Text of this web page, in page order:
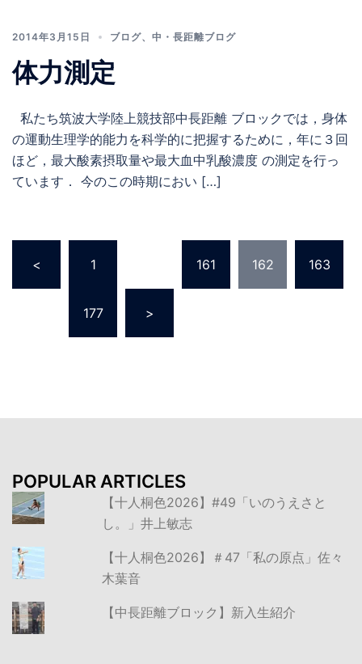
2014年3月15日 ブログ、 中・長距離ブログ
体力測定
私たち筑波大学陸上競技部中長距離 ブロックでは，身体
の運動生理学的能力を科学的に把握するために，年に３回
ほど，最大酸素摂取量や最大血中乳酸濃度 の測定を行っ
ています． 今のこの時期におい […]
の
< 1 161 162 163
177 >
POPULAR ARTICLES
【十人桐色2026】#49「いのうえさと
し。」井上敏志
【十人桐色2026】＃47「私の原点」佐々
木葉音
【中長距離ブロック】新入生紹介